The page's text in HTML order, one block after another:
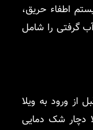
اطفاء حریق،
گرفتی را شامل
از ورود به ویلا
دچار شک دمایی